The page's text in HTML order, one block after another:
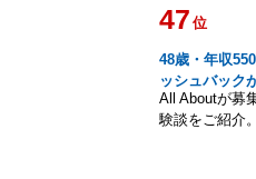
47 位
48歳・年収
ッシュバック
All Aboutが募
験談をご紹介